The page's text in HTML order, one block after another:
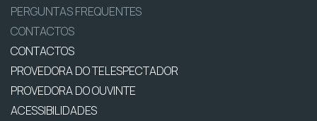
PERGUNTAS FREQUENTES
CONTACTOS
CONTACTOS
PROVEDORA DO TELESPECTADOR
PROVEDORA DO OUVINTE
ACESSIBILIDADES